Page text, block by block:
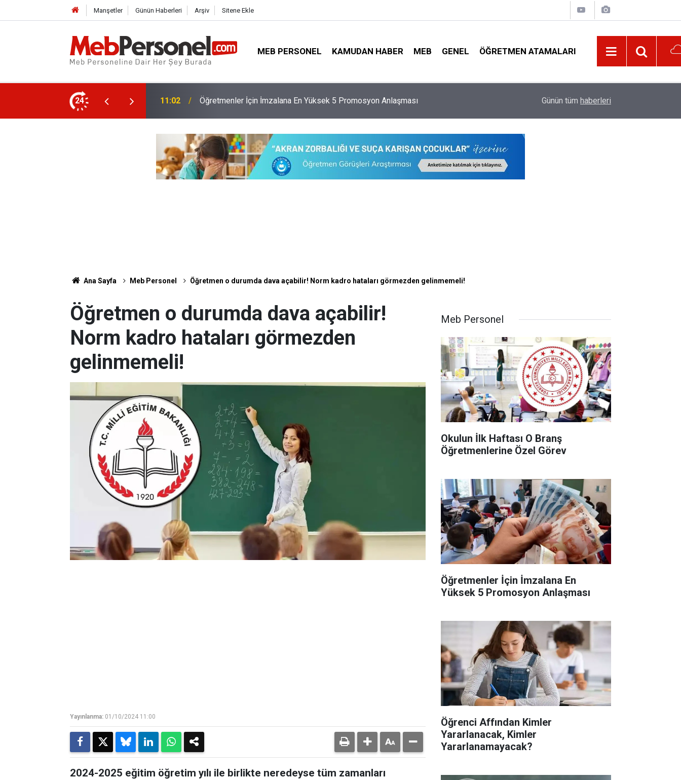
Manşetler Günün Haberleri Arşiv Sitene Ekle
MEB PERSONEL KAMUDAN HABER MEB GENEL ÖĞRETMEN ATAMALARI
24
5 Promosyon Anlaşması 10:30 Öğrenci Affından Kimler Yararlanacak, Kimler Yararlanamayacak? Günün tüm haberleri
Ana Sayfa Meb Personel Öğretmen o durumda dava açabilir! Norm kadro hataları görmezden gelinmemeli!
Öğretmen o durumda dava açabilir!
Norm kadro hataları görmezden
gelinmemeli!
Yayınlanma: 01/10/2024 11:00
2024-2025 eğitim öğretim yılı ile birlikte neredeyse tüm zamanları
Meb Personel
Okulun İlk Haftası O Branş
Öğretmenlerine Özel Görev
Öğretmenler İçin İmzalana En
Yüksek 5 Promosyon Anlaşması
Öğrenci Affından Kimler
Yararlanacak, Kimler
Yararlanamayacak?